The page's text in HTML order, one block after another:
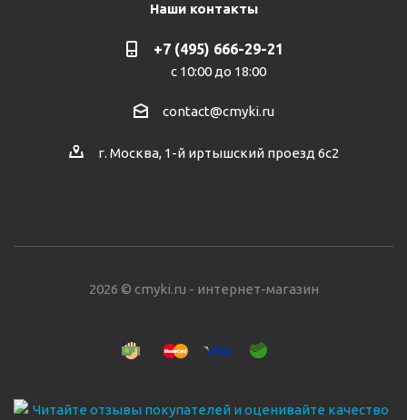
Наши контакты
+7 (495) 666-29-21
с 10:00 до 18:00
contact@cmyki.ru
г. Москва, 1-й иртышский проезд 6с2
2026 © cmyki.ru - интернет-магазин